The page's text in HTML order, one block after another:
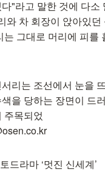
"라고 말한 것에 다소
와 차 회장이 앉아있던
그대로 머리에 피를
리는 조선에서 눈을
을 당하는 장면이 드
주목되었
드라마 ‘멋진 신세계’